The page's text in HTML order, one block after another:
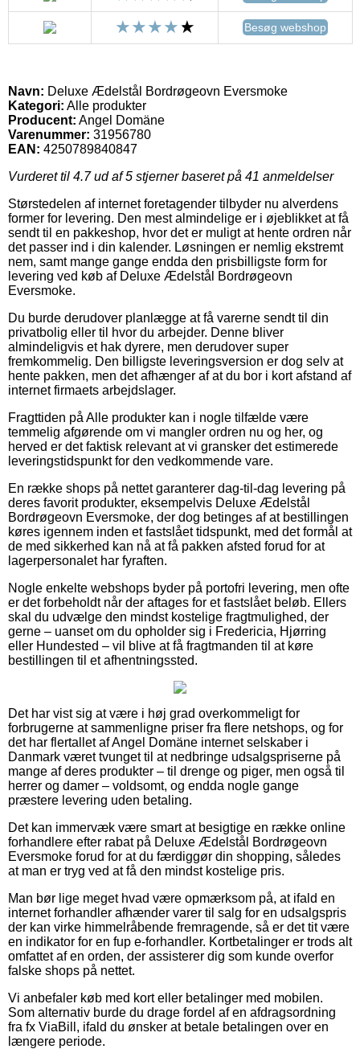
Besøg webshop
Navn: Deluxe Ædelstål Bordrøgeovn Eversmoke
Kategori: Alle produkter
Producent: Angel Domäne
Varenummer: 31956780
EAN: 4250789840847
Vurderet til 4.7ud af 5 stjerner baseret på 41 anmeldelser
Størstedelen af internet foretagender tilbyder nu alverdens
former for levering. Den mest almindelige er i øjeblikket at få
sendt til en pakkeshop, hvor det er muligt at hente ordren når
det passer ind i din kalender. Løsningen er nemlig ekstremt
nem, samt mange gange endda den prisbilligste form for
levering ved køb af Deluxe Ædelstål Bordrøgeovn
Eversmoke.
Du burde derudover planlægge at få varerne sendt til din
privatbolig eller til hvor du arbejder. Denne bliver
almindeligvis et hak dyrere, men derudover super
fremkommelig. Den billigste leveringsversion er dog selv at
hente pakken, men det afhænger af at du bor i kort afstand af
internet firmaets arbejdslager.
Fragttiden på Alle produkter kan i nogle tilfælde være
temmelig afgørende om vi mangler ordren nu og her, og
herved er det faktisk relevant at vi gransker det estimerede
leveringstidspunkt for den vedkommende vare.
En række shops på nettet garanterer dag-til-dag levering på
deres favorit produkter, eksempelvis Deluxe Ædelstål
Bordrøgeovn Eversmoke, der dog betinges af at bestillingen
køres igennem inden et fastslået tidspunkt, med det formål at
de med sikkerhed kan nå at få pakken afsted forud for at
lagerpersonalet har fyraften.
Nogle enkelte webshops byder på portofri levering, men ofte
er det forbeholdt når der aftages for et fastslået beløb. Ellers
skal du udvælge den mindst kostelige fragtmulighed, der
gerne – uanset om du opholder sig i Fredericia, Hjørring
eller Hundested – vil blive at få fragtmanden til at køre
bestillingen til et afhentningssted.
Det har vist sig at være i høj grad overkommeligt for
forbrugerne at sammenligne priser fra flere netshops, og for
det har flertallet af Angel Domäne internet selskaber i
Danmark været tvunget til at nedbringe udsalgspriserne på
mange af deres produkter – til drenge og piger, men også til
herrer og damer – voldsomt, og endda nogle gange
præstere levering uden betaling.
Det kan immervæk være smart at besigtige en række online
forhandlere efter rabat på Deluxe Ædelstål Bordrøgeovn
Eversmoke forud for at du færdiggør din shopping, således
at man er tryg ved at få den mindst kostelige pris.
Man bør lige meget hvad være opmærksom på, at ifald en
internet forhandler afhænder varer til salg for en udsalgspris
der kan virke himmelråbende fremragende, så er det tit være
en indikator for en fup e-forhandler. Kortbetalinger er trods alt
omfattet af en orden, der assisterer dig som kunde overfor
falske shops på nettet.
Vi anbefaler køb med kort eller betalinger med mobilen.
Som alternativ burde du drage fordel af en afdragsordning
fra fx ViaBill, ifald du ønsker at betale betalingen over en
længere periode.